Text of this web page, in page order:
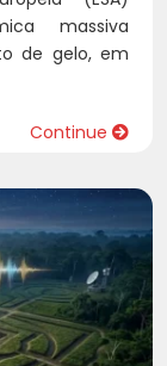
massiva
de gelo, em
Continue